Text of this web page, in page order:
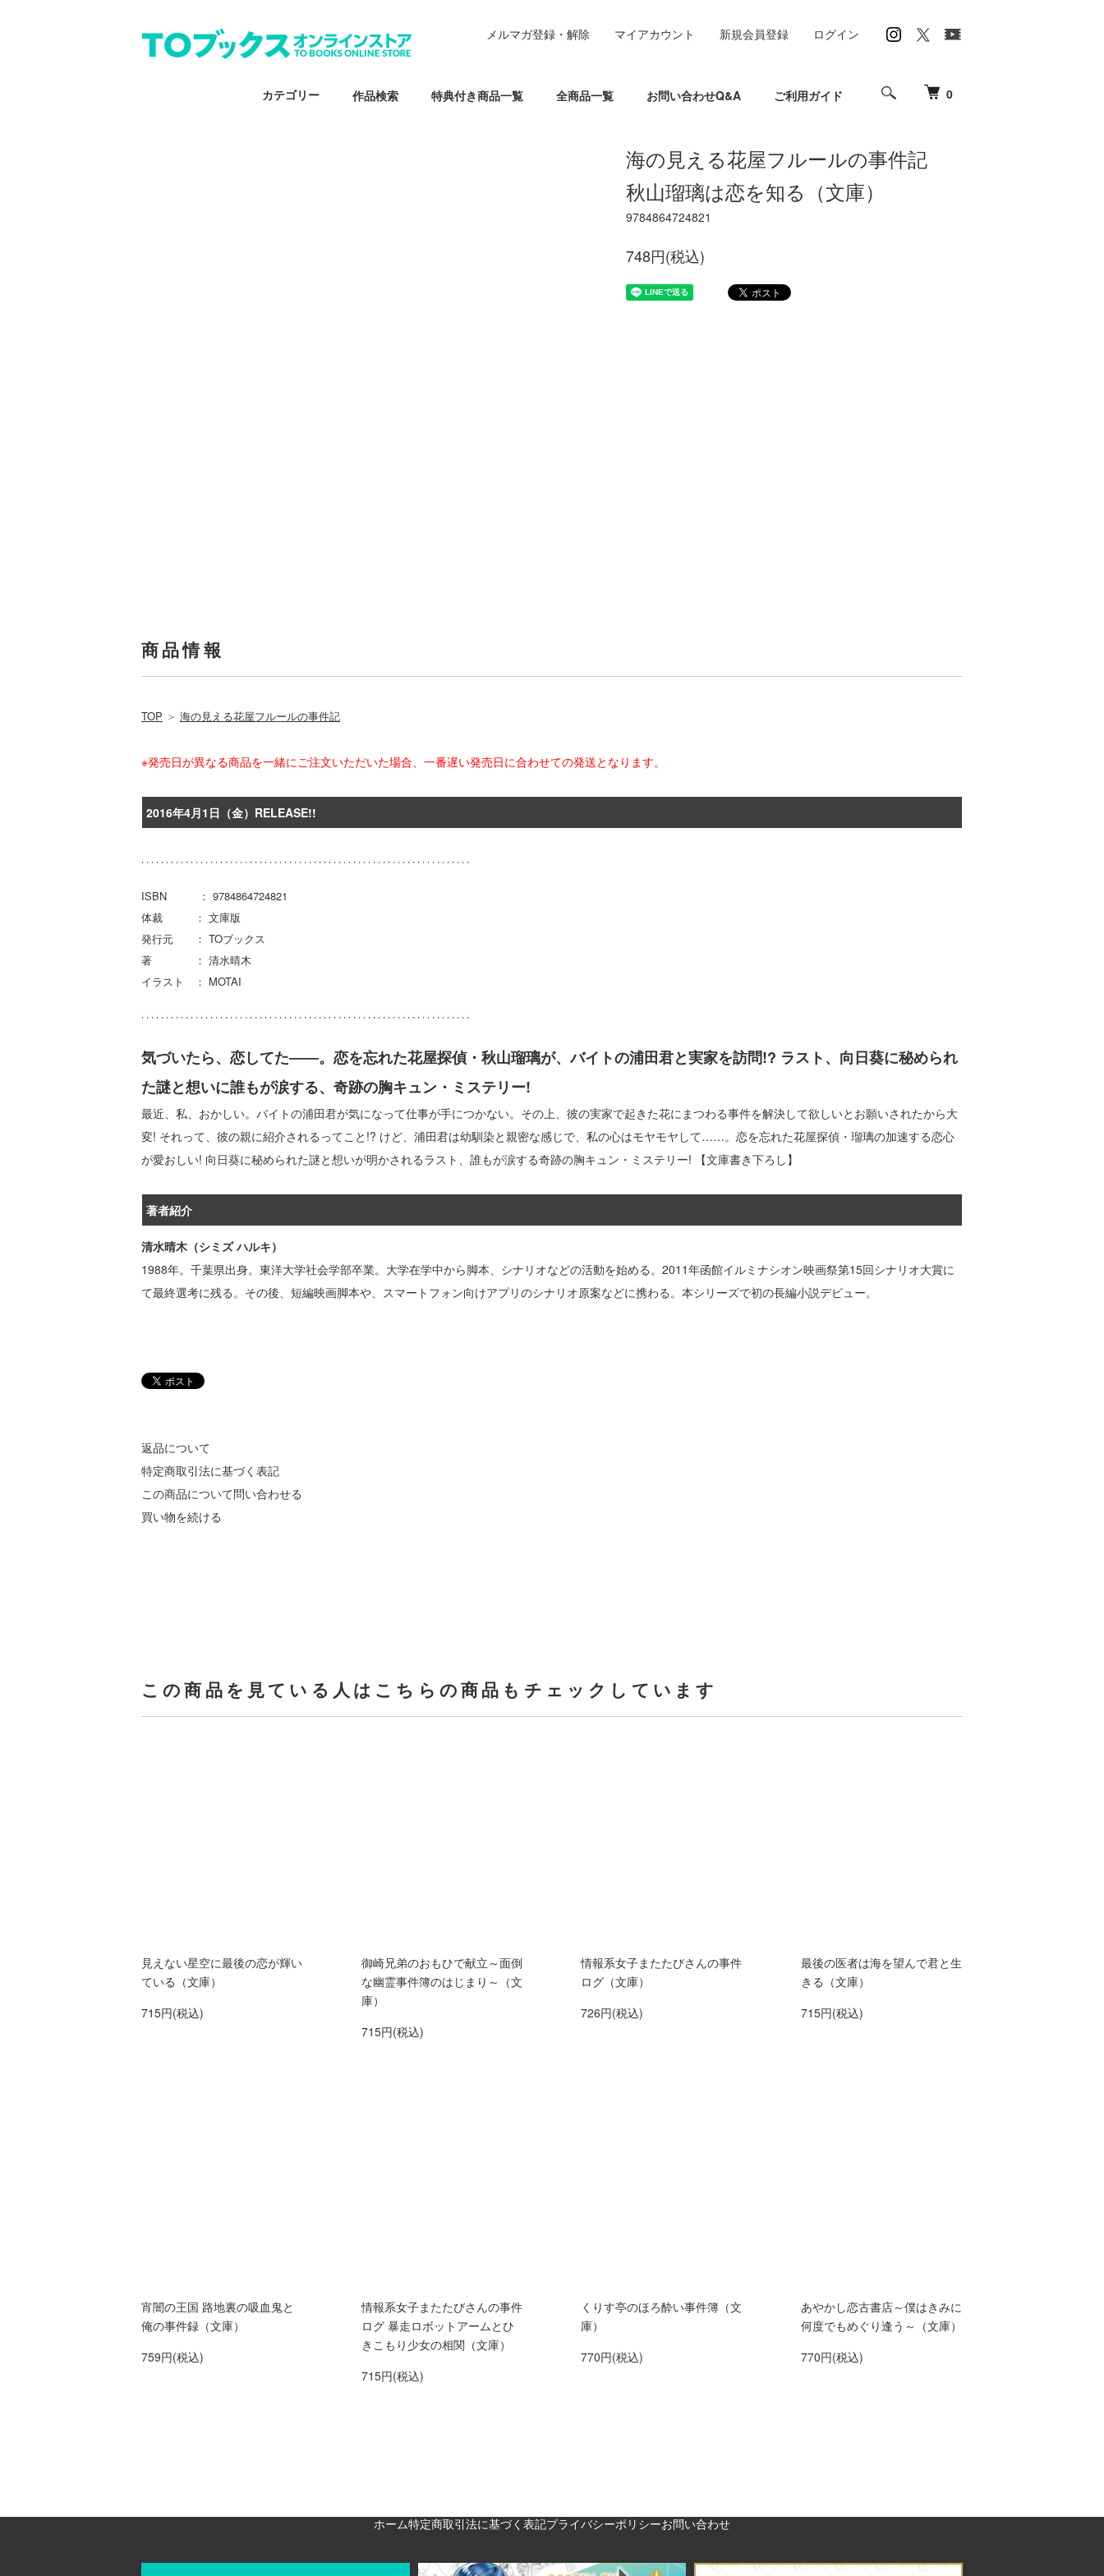
0
カテゴリー 作品検索 特典付き商品一覧 全商品一覧 お問い合わせQ&A ご利用ガイド
メルマガ登録・解除 マイアカウント 新規会員登録 ログイン
海の見える花屋フルールの事件記
秋山瑠璃は恋を知る（文庫）
9784864724821
748円(税込)
商品情報
TOP ＞ 海の見える花屋フルールの事件記
※発売日が異なる商品を一緒にご注文いただいた場合、一番遅い発売日に合わせての発送となります。
2016年4月1日（金）RELEASE!!
ISBN ： 9784864724821
体裁 ： 文庫版
発行元 ： TOブックス
著 ： 清水晴木
イラスト ： MOTAI
気づいたら、恋してた――。恋を忘れた花屋探偵・秋山瑠璃が、バイトの浦田君と実家を訪問!? ラスト、向日葵に秘められ
た謎と想いに誰もが涙する、奇跡の胸キュン・ミステリー!
最近、私、おかしい。バイトの浦田君が気になって仕事が手につかない。その上、彼の実家で起きた花にまつわる事件を解決して欲しいとお願いされたから大
変! それって、彼の親に紹介されるってこと!? けど、浦田君は幼馴染と親密な感じで、私の心はモヤモヤして……。恋を忘れた花屋探偵・瑠璃の加速する恋心
が愛おしい! 向日葵に秘められた謎と想いが明かされるラスト、誰もが涙する奇跡の胸キュン・ミステリー! 【文庫書き下ろし】
著者紹介
清水晴木（シミズ ハルキ）
1988年。千葉県出身。東洋大学社会学部卒業。大学在学中から脚本、シナリオなどの活動を始める。2011年函館イルミナシオン映画祭第15回シナリオ大賞に
て最終選考に残る。その後、短編映画脚本や、スマートフォン向けアプリのシナリオ原案などに携わる。本シリーズで初の長編小説デビュー。
返品について
特定商取引法に基づく表記
この商品について問い合わせる
買い物を続ける
この商品を見ている人はこちらの商品もチェックしています
見えない星空に最後の恋が輝い
ている（文庫）
715円(税込)
御崎兄弟のおもひで献立～面倒
な幽霊事件簿のはじまり～（文
庫）
715円(税込)
情報系女子またたびさんの事件
ログ（文庫）
726円(税込)
最後の医者は海を望んで君と生
きる（文庫）
715円(税込)
宵闇の王国 路地裏の吸血鬼と
俺の事件録（文庫）
759円(税込)
情報系女子またたびさんの事件
ログ 暴走ロボットアームとひ
きこもり少女の相関（文庫）
715円(税込)
くりす亭のほろ酔い事件簿（文
庫）
770円(税込)
あやかし恋古書店～僕はきみに
何度でもめぐり逢う～（文庫）
770円(税込)
ホーム特定商取引法に基づく表記プライバシーポリシーお問い合わせ